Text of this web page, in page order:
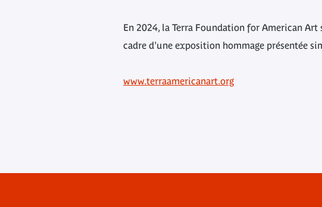
En 2024, la Terra Foundation for American
cadre d'une exposition hommage présentée
www.terraamericanart.org